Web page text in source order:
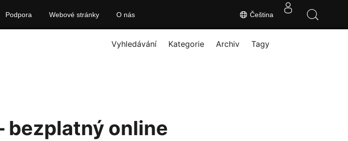
Čeština
Podpora Webové stránky O nás
Vyhledávání Kategorie Archiv Tagy
bezplatný online